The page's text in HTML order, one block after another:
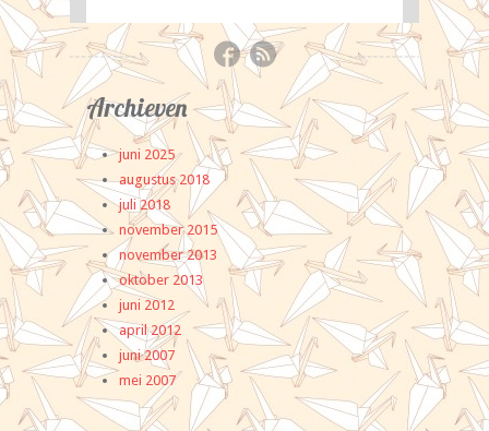
Archieven
juni 2025
augustus 2018
juli 2018
november 2015
november 2013
oktober 2013
juni 2012
april 2012
juni 2007
mei 2007